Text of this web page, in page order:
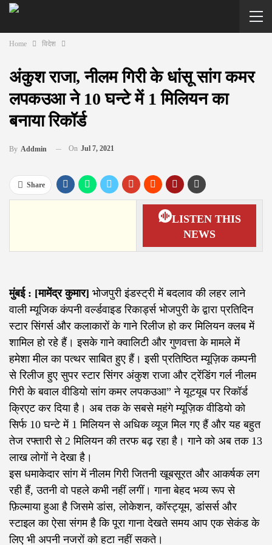
Home विदेश
अंकुश राजा, नीलम गिरी के धांसू सांग कमर
लपकउआ ने 10 घन्टे में 1 मिलियन का
बनाया रिकॉर्ड
By Addmin On Jul 7, 2021
Share
LISTEN THIS
NEWS
मुंबई : [मामेंद्र कुमार] भोजपुरी इंडस्ट्री में बदलाव की लहर लाने
वाली म्यूजिक कंपनी वर्ल्डवाइड रिकार्ड्स भोजपुरी के द्वारा प्रतिदिन
स्टार सिंगर्स और कलाकारों के गाने रिलीज हो कर मिलियन क्लब में
शामिल हो रहे हैं। इसके गाने क्वालिटी और गुणवत्ता के मामले में
हमेशा मील का पत्थर साबित हुए हैं। इसी प्रतिष्ठित म्यूज़िक कम्पनी
से रिलीज हुए सुपर स्टार सिंगर अंकुश राजा और ट्रेंडिंग गर्ल नीलम
गिरी के बवाल वीडियो सांग कमर लपकउआ” ने यूटयूब पर रिकॉर्ड
क्रिएट कर दिया है। अब तक के सबसे महंगे म्यूज़िक वीडियो को
सिर्फ 10 घन्टे में 1 मिलियन से अधिक व्यूज मिल गए हैं और यह बहुत
तेज रफ्तारी से 2 मिलियन की तरफ बढ़ रहा है। गाने को अब तक 13
लाख लोगों ने देखा है।
इस धमाकेदार सांग में नीलम गिरी जितनी खूबसूरत और आकर्षक लग
रही हैं, उतनी वो पहले कभी नहीं लगीं। गाना बेहद भव्य रूप से
फ़िल्माया हुआ है जिसमे डांस, लोकेशन, कॉस्ट्यूम, डांसर्स और
स्टाइल का ऐसा संगम है कि पूरा गाना देखते समय आप एक सेकंड के
लिए भी अपनी नजरों को हटा नहीं सकते।